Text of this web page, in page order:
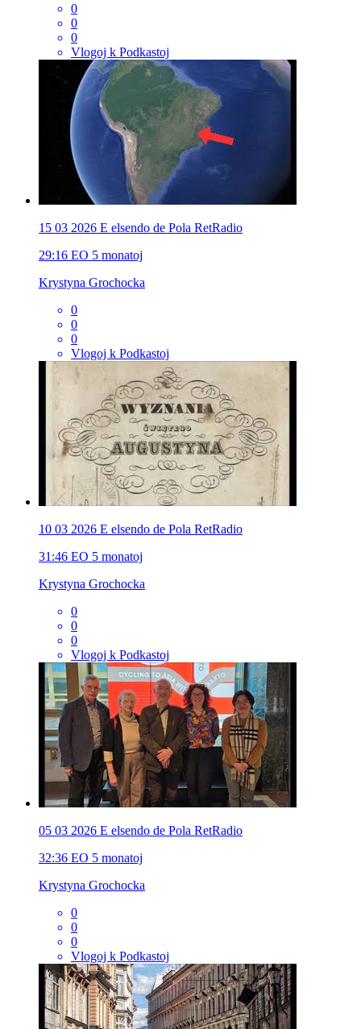
0
0
0
Vlogoj k Podkastoj
15 03 2026 E elsendo de Pola RetRadio
29:16 EO 5 monatoj
Krystyna Grochocka
0
0
0
Vlogoj k Podkastoj
10 03 2026 E elsendo de Pola RetRadio
31:46 EO 5 monatoj
Krystyna Grochocka
0
0
0
Vlogoj k Podkastoj
05 03 2026 E elsendo de Pola RetRadio
32:36 EO 5 monatoj
Krystyna Grochocka
0
0
0
Vlogoj k Podkastoj